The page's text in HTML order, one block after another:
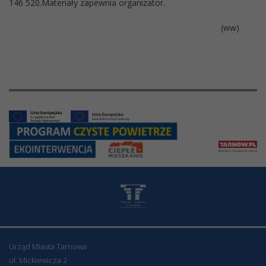
146 520.Materiały zapewnia organizator.
(ww)
Urząd Miasta Tarnowa
ul. Mickiewicza 2